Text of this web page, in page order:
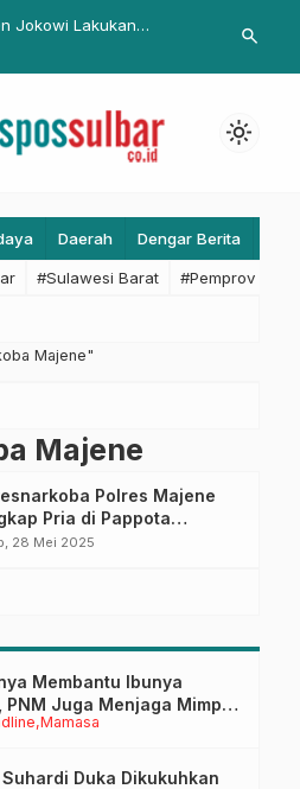
Jokowi Lakukan
Program
Logistik
search
light_mode
Daerah Dengar Berita
#Sulawesi Barat #Pemprov
Majene"
Majene
Polres Majene
Pria di Pappota
Bawa Sabu
28 Mei 2025
Mamasa
Membantu Ibunya
PNM Juga Menjaga Mimpi
Menggapai Cita-Cita
Duka Dikukuhkan